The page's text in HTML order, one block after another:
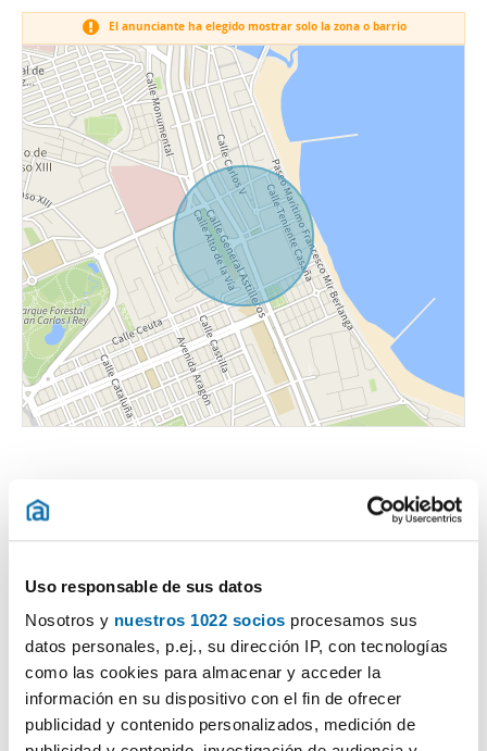
Uso responsable de sus datos
Nosotros y nuestros 1022 socios procesamos sus
datos personales, p.ej., su dirección IP, con tecnologías
como las cookies para almacenar y acceder la
información en su dispositivo con el fin de ofrecer
publicidad y contenido personalizados, medición de
El anunciante ha elegido mostrar solo la zona o barrio
Certificado energético
ESCALA DE LA CALIFICACIÓN ENERGÉTICA Consumo energía Emisiones
2
A
B